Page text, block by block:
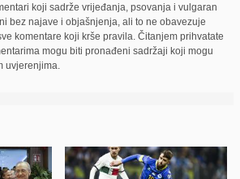
koji sadrže vrijeđanja, psovanja i vulgaran
bez najave i objašnjenja, ali to ne obavezuje
komentare koji krše pravila. Čitanjem prihvatate
mogu biti pronađeni sadržaji koji mogu
uvjerenjima.